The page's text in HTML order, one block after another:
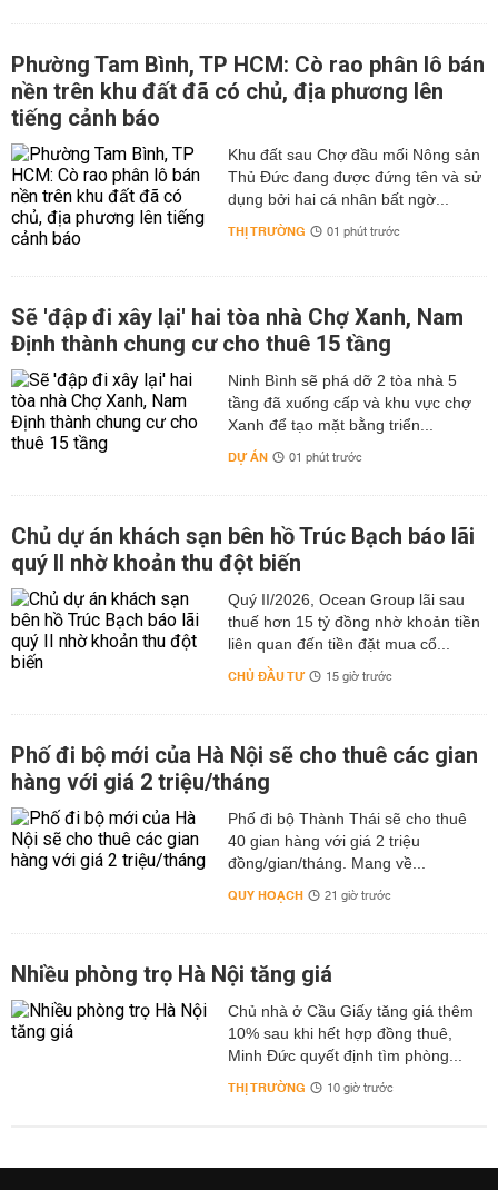
Phường Tam Bình, TP HCM: Cò rao phân lô bán
nền trên khu đất đã có chủ, địa phương lên
tiếng cảnh báo
Khu đất sau Chợ đầu mối Nông sản
Thủ Đức đang được đứng tên và sử
dụng bởi hai cá nhân bất ngờ...
THỊ TRƯỜNG 01 phút trước
Sẽ 'đập đi xây lại' hai tòa nhà Chợ Xanh, Nam
Định thành chung cư cho thuê 15 tầng
Ninh Bình sẽ phá dỡ 2 tòa nhà 5
tầng đã xuống cấp và khu vực chợ
Xanh để tạo mặt bằng triển...
DỰ ÁN 01 phút trước
Chủ dự án khách sạn bên hồ Trúc Bạch báo lãi
quý II nhờ khoản thu đột biến
Quý II/2026, Ocean Group lãi sau
thuế hơn 15 tỷ đồng nhờ khoản tiền
liên quan đến tiền đặt mua cổ...
CHỦ ĐẦU TƯ 15 giờ trước
Phố đi bộ mới của Hà Nội sẽ cho thuê các gian
hàng với giá 2 triệu/tháng
Phố đi bộ Thành Thái sẽ cho thuê
40 gian hàng với giá 2 triệu
đồng/gian/tháng. Mang về...
QUY HOẠCH 21 giờ trước
Nhiều phòng trọ Hà Nội tăng giá
Chủ nhà ở Cầu Giấy tăng giá thêm
10% sau khi hết hợp đồng thuê,
Minh Đức quyết định tìm phòng...
THỊ TRƯỜNG 10 giờ trước